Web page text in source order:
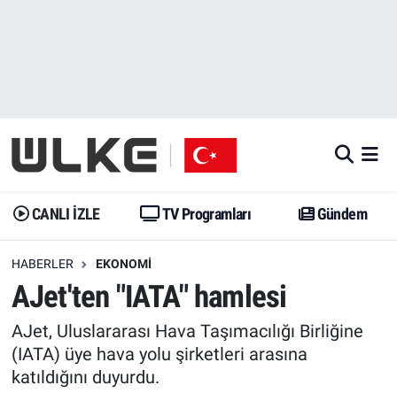
CANLI İZLE TV Programları Gündem
HABERLER EKONOMI
AJet'ten "IATA" hamlesi
AJet, Uluslararası Hava Taşımacılığı Birliğine
(IATA) üye hava yolu şirketleri arasına
katıldığını duyurdu.
Gündem
Dünya
Erişim Bilgileri
Ekonomi
Trend
Gündem
Trend
Erişim Bilgileri
Spor
Ekonomi
İstanbul Namaz Vakitleri
Trafik Durumu
Erişim Bilgileri
Tüm Manşetler
Son Dakika Haberleri